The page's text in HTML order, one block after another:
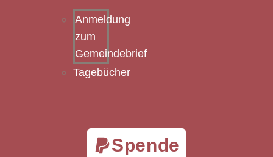
Anmeldung
zum
Gemeindebrief
Tagebücher
Spende